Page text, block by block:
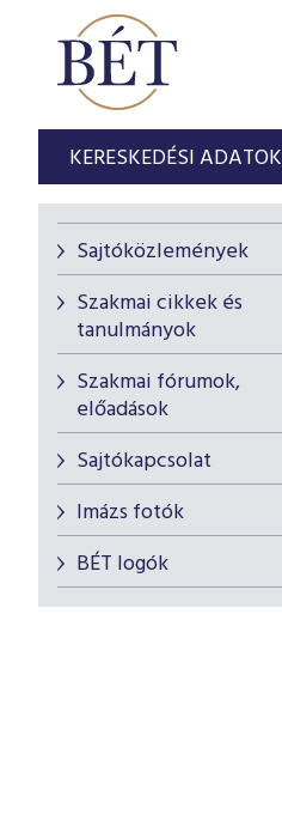
KERESKEDÉSI ADATOK
Sajtóközlemények
Szakmai cikkek és
tanulmányok
Szakmai fórumok,
előadások
Sajtókapcsolat
Imázs fotók
BÉT logók